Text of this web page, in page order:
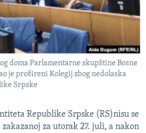
BIH 2024.
doma Parlamentarne skupštine Bosne
je prošireni Kolegij zbog nedolaska
Srpske
Republike Srpske (RS)nisu se
za utorak 27. juli, a nakon